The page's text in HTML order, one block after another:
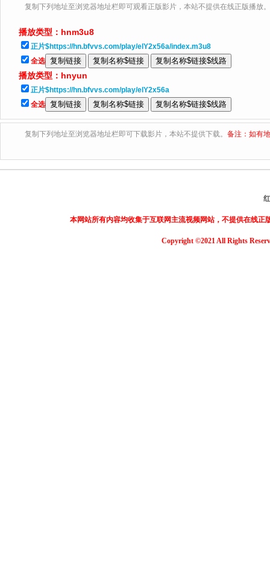
复制下列地址至浏览器地址栏即可观看正版影片，本站不提供在线正版播放。
播放类型： hnm3u8
正片$https://hn.bfvvs.com/play/elY2x56a/index.m3u8
全选
播放类型： hnyun
正片$https://hn.bfvvs.com/play/elY2x56a
全选
复制下列地址至浏览器地址栏即可下载影片，本站不提供下载。 备注：如有
本网站所有内容均收集于互联网主流视频网站，不提供在线
Copyright ©2021 All Rights